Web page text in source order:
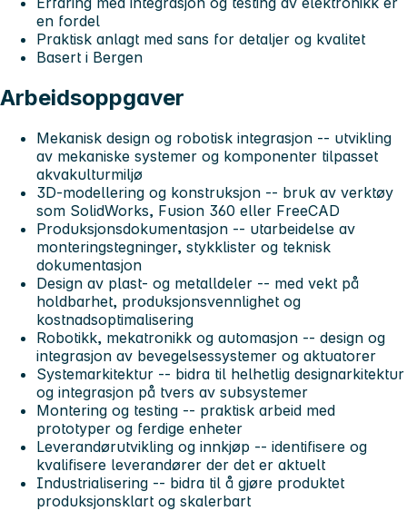
en fordel
Praktisk anlagt med sans for detaljer og kvalitet
Basert i Bergen
Arbeidsoppgaver
Mekanisk design og robotisk integrasjon -- utvikling
av mekaniske systemer og komponenter tilpasset
akvakulturmiljø
3D-modellering og konstruksjon -- bruk av verktøy
som SolidWorks, Fusion 360 eller FreeCAD
Produksjonsdokumentasjon -- utarbeidelse av
monteringstegninger, stykklister og teknisk
dokumentasjon
Design av plast- og metalldeler -- med vekt på
holdbarhet, produksjonsvennlighet og
kostnadsoptimalisering
Robotikk, mekatronikk og automasjon -- design og
integrasjon av bevegelsessystemer og aktuatorer
Systemarkitektur -- bidra til helhetlig designarkitektur
og integrasjon på tvers av subsystemer
Montering og testing -- praktisk arbeid med
prototyper og ferdige enheter
Leverandørutvikling og innkjøp -- identifisere og
kvalifisere leverandører der det er aktuelt
Industrialisering -- bidra til å gjøre produktet
produksjonsklart og skalerbart